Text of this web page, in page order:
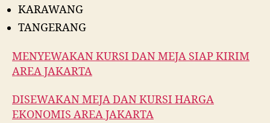
KARAWANG
TANGERANG
MENYEWAKAN KURSI DAN MEJA SIAP KIRIM
AREA JAKARTA
DISEWAKAN MEJA DAN KURSI HARGA
EKONOMIS AREA JAKARTA